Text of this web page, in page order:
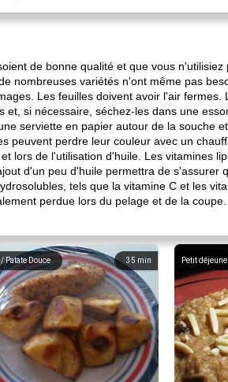
de bonne qualité et que vous
nombreuses variétés n'ont même pas
Les feuilles doivent avoir l'air
et, si nécessaire, séchez-les dans une
serviette en papier autour de la souche
peuvent perdre leur couleur avec un
lors de l'utilisation d'huile. Les vitamines
d'un peu d'huile permettra de s'assurer
tels que la vitamine C et les
perdue lors du pelage et de la
35 min
/ Patate Douce Petit